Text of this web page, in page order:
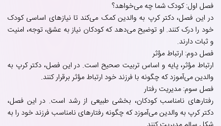
فصل اول: کودک شما چه می‌خواهد؟
در این فصل، دکتر کرپ به والدین کمک می‌کند تا نیازهای اساسی کودک
خود را درک کنند. او توضیح می‌دهد که کودکان نیاز به عشق، توجه، امنیت
و ثبات دارند.
فصل دوم: ارتباط مؤثر
ارتباط مؤثر، پایه و اساس تربیت صحیح است. در این فصل، دکتر کرپ به
والدین می‌آموزد که چگونه با فرزند خود ارتباط مؤثر برقرار کنند.
فصل سوم: مدیریت رفتار
رفتارهای نامناسب کودکان، بخشی طبیعی از رشد است. در این فصل،
دکتر کرپ به والدین می‌آموزد که چگونه رفتارهای نامناسب فرزند خود را به